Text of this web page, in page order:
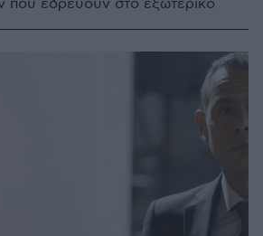
που εδρεύουν στο εξωτερικό